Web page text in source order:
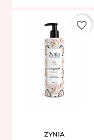
ZYNIA
favorite_border